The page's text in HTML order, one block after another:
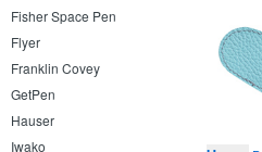
Fisher Space Pen
Flyer
Franklin Covey
GetPen
Hauser
Iwako